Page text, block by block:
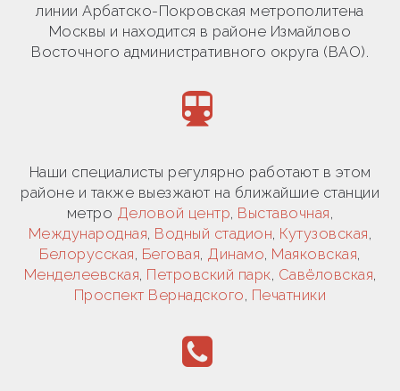
линии Арбатско-Покровская метрополитена
Москвы и находится в районе Измайлово
Восточного административного округа (ВАО).
Наши специалисты регулярно работают в этом
районе и также выезжают на ближайшие станции
метро Деловой центр, Выставочная,
Международная, Водный стадион, Кутузовская,
Белорусская, Беговая, Динамо, Маяковская,
Менделеевская, Петровский парк, Савёловская,
Проспект Вернадского, Печатники